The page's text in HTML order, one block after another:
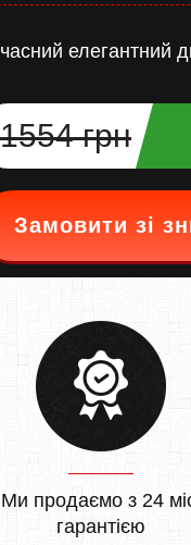
елегантний
1554 грн
Замовити зі
Ми продаємо з 24
гарантією